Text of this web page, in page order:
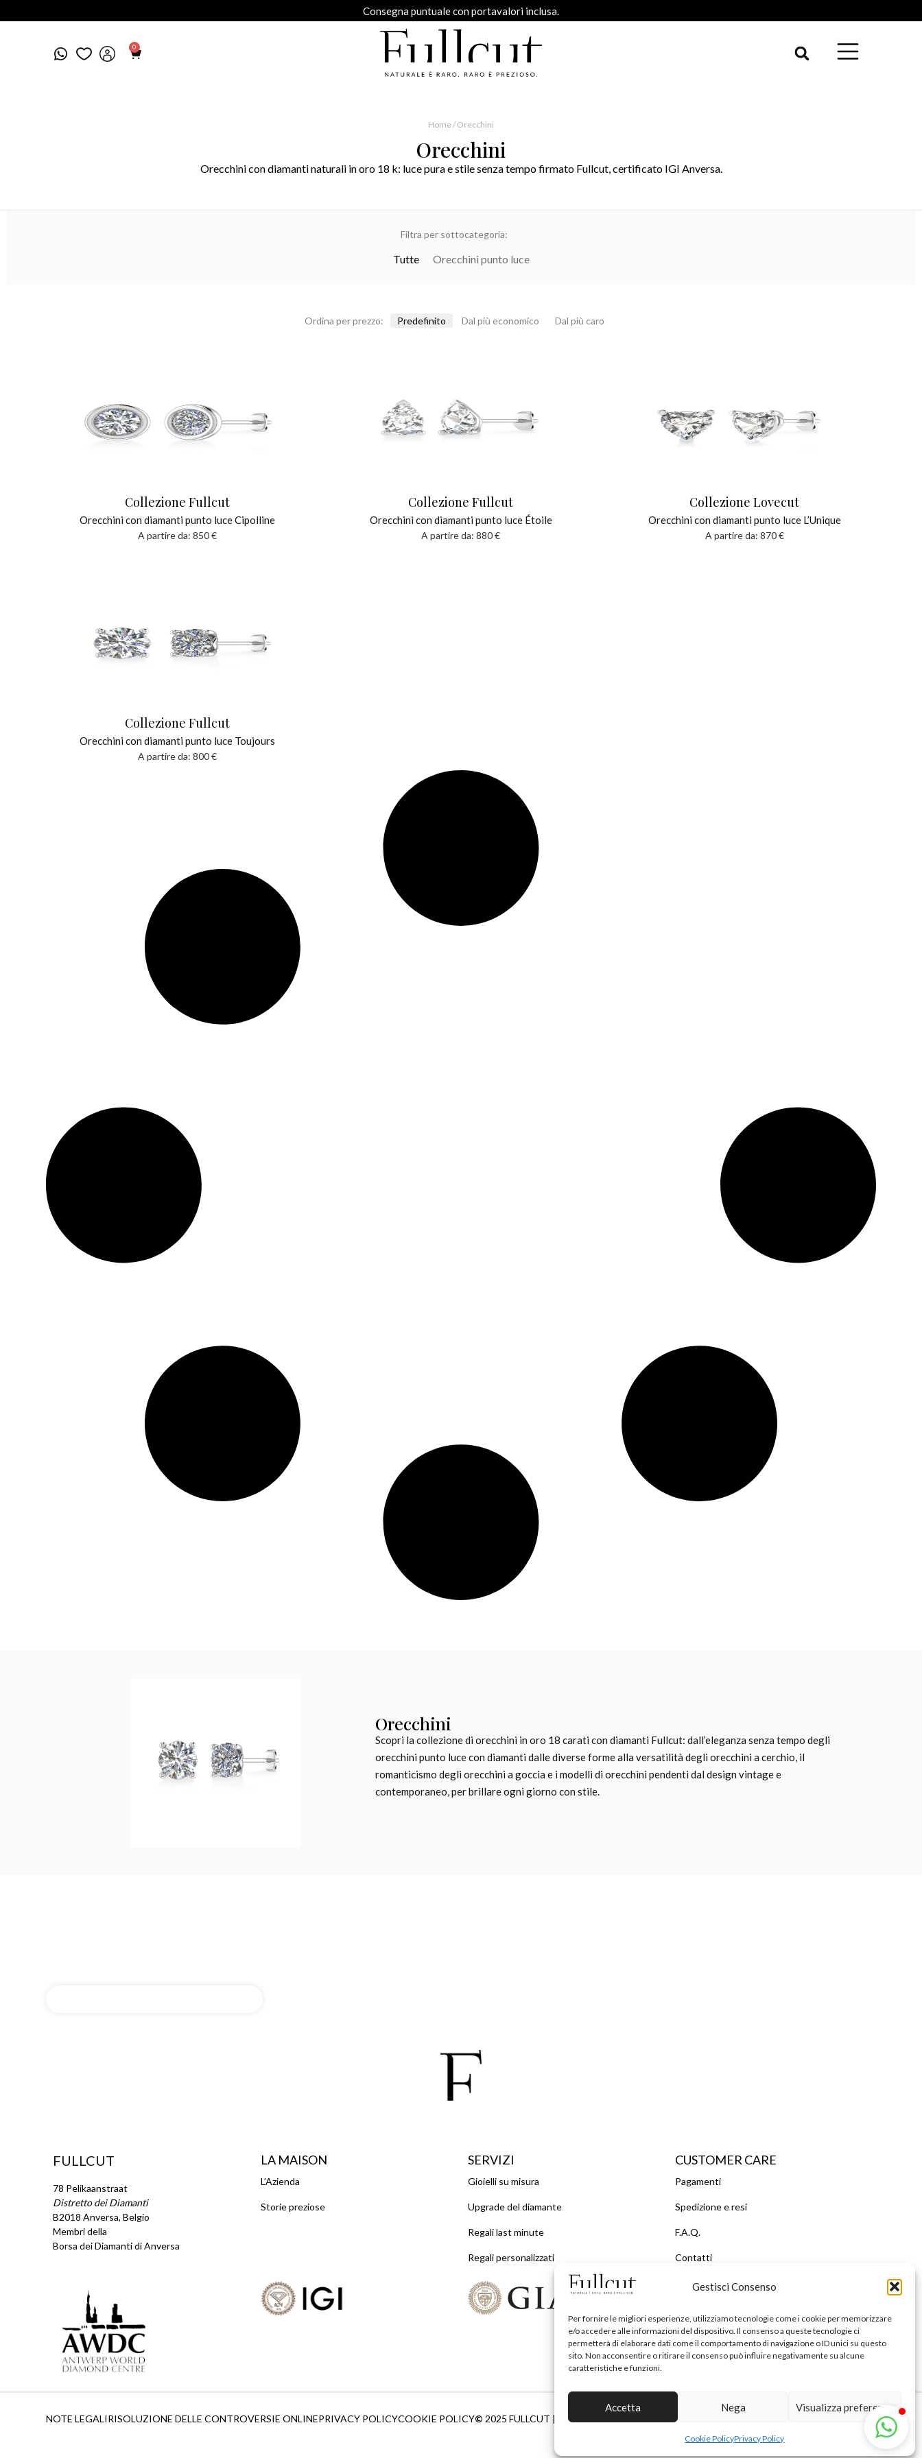
Gestisci Consenso
Per fornire le migliori esperienze, utilizziamo tecnologie come i cookie per memorizzare
e/o accedere alle informazioni del dispositivo. Il consenso a queste tecnologie ci
permetterà di elaborare dati come il comportamento di navigazione o ID unici su questo
sito. Non acconsentire o ritirare il consenso può influire negativamente su alcune
caratteristiche e funzioni.
Accetta Nega Visualizza preferenze
Cookie PolicyPrivacy Policy
Consegna puntuale con portavalori inclusa.
0
Home/ Orecchini
Orecchini
Orecchini con diamanti naturali in oro 18 k: luce pura e stile senza tempo firmato Fullcut, certificato IGI Anversa.
Filtra per sottocategoria:
Tutte Orecchini punto luce
Ordina per prezzo: Predefinito Dal più economico Dal più caro
Collezione Fullcut
Orecchini con diamanti punto luce Cipolline
A partire da:850€
Collezione Fullcut
Orecchini con diamanti punto luce Étoile
A partire da:880€
Collezione Lovecut
Orecchini con diamanti punto luce L’Unique
A partire da: 870€
Collezione Fullcut
Orecchini con diamanti punto luce Toujours
A partire da:800€
Orecchini
Scopri la collezione di orecchini in oro 18 carati con diamanti Fullcut: dall’eleganza senza tempo degli
orecchini punto luce con diamanti dalle diverse forme alla versatilità degli orecchini a cerchio, il
romanticismo degli orecchini a goccia e i modelli di orecchini pendenti dal design vintage e
contemporaneo, per brillare ogni giorno con stile.
FULLCUT
78 Pelikaanstraat
Distretto dei Diamanti
B2018 Anversa, Belgio
Membri della
Borsa dei Diamanti di Anversa
LA MAISON
L’Azienda
Storie preziose
SERVIZI
Gioielli su misura
Upgrade del diamante
Regali last minute
Regali personalizzati
CUSTOMER CARE
Pagamenti
Spedizione e resi
F.A.Q.
Contatti
NOTE LEGALIRISOLUZIONE DELLE CONTROVERSIE ONLINEPRIVACY POLICYCOOKIE POLICY© 2025 FULLCUT | P.IVA0700.963.174